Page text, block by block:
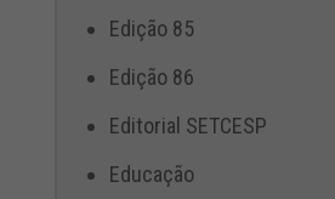
Edição 85
Edição 86
Editorial SETCESP
Educação